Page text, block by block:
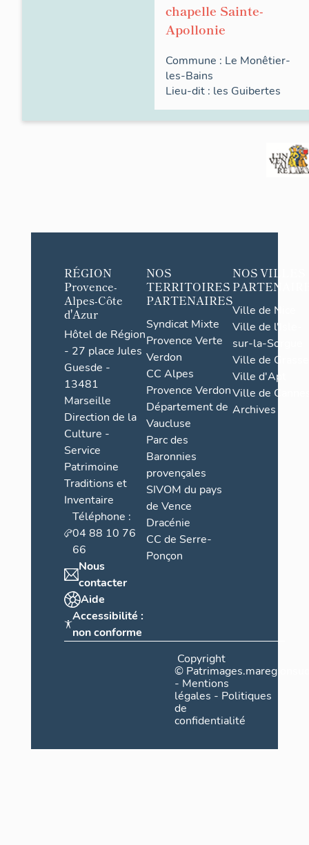
chapelle Sainte-
Apollonie
Commune : Le Monêtier-
les-Bains
Lieu-dit : les Guibertes
RÉGION
Provence-
Alpes-Côte
d'Azur
Hôtel de Région
- 27 place Jules
Guesde -
13481
Marseille
Direction de la
Culture -
Service
Patrimoine
Traditions et
Inventaire
Téléphone :
04 88 10 76
66
Nous
contacter
Aide
Accessibilité :
non conforme
NOS
TERRITOIRES
PARTENAIRES
Syndicat Mixte
Provence Verte
Verdon
CC Alpes
Provence Verdon
Département de
Vaucluse
Parc des
Baronnies
provençales
SIVOM du pays
de Vence
Dracénie
CC de Serre-
Ponçon
NOS VILLES
Ville de Nice
Ville de l'Isle-
sur-la-Sorgue
Ville de Grasse
Ville d'Apt
Ville de
Archives
Copyright
©
- Mentions
légales - Politiques
de
confidentialité